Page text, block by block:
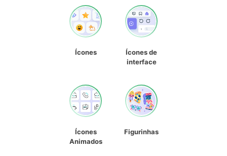
Ícones
Ícones de
interface
Ícones
Animados
Figurinhas